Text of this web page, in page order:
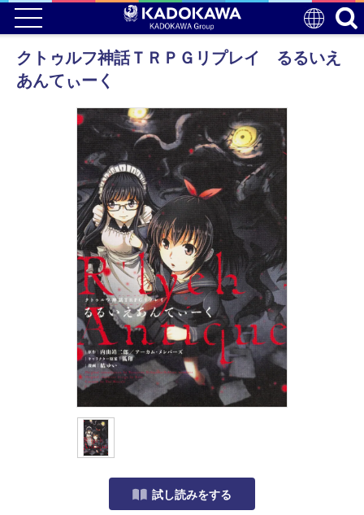
クトゥルフ神話ＴＲＰＧリプレイ るるいえ
あんてぃーく
試し読みをする